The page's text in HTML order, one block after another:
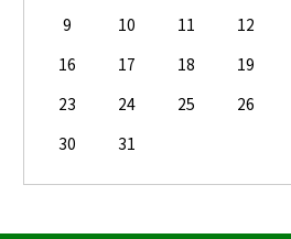
9
10 11 12
16
17 18 19
23
24 25 26
30
31